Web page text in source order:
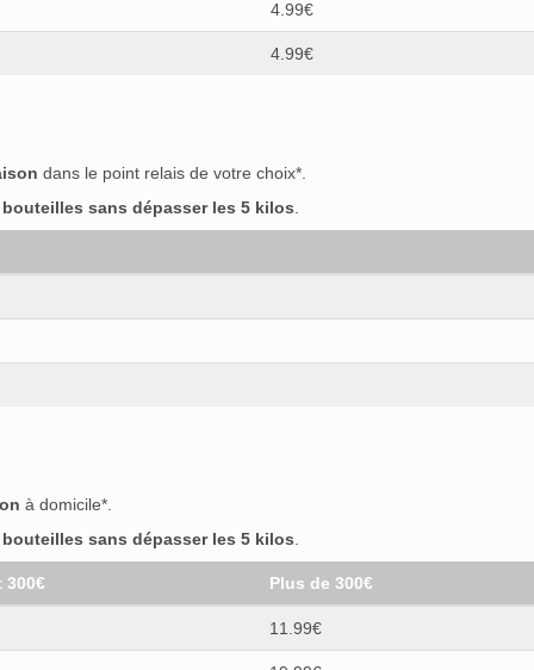
4.99€
4.99€
dans le point relais de votre choix*.
sans dépasser les 5 kilos.
à domicile*.
sans dépasser les 5 kilos.
300€ Plus de 300€
11.99€